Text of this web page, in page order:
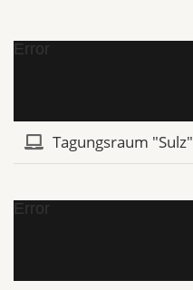
Error
Tagungsraum "Sulz"
Error